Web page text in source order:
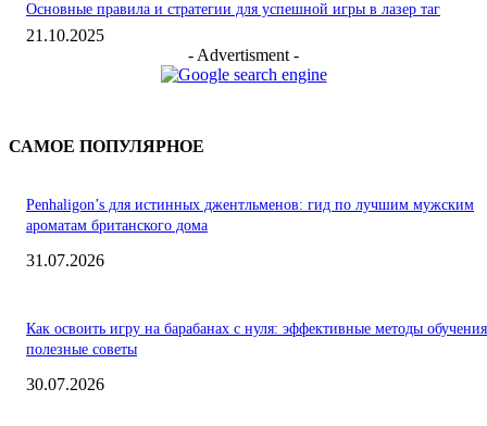
Основные правила и стратегии для успешной игры в лазер таг
21.10.2025
- Advertisment -
САМОЕ ПОПУЛЯРНОЕ
Penhaligon’s для истинных джентльменов: гид по лучшим мужским
ароматам британского дома
31.07.2026
Как освоить игру на барабанах с нуля: эффективные методы
полезные советы
30.07.2026